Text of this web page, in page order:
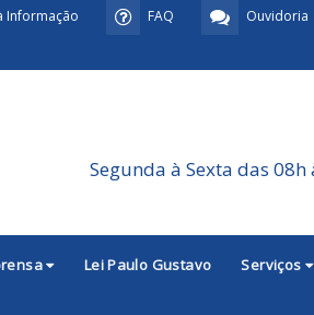
Ouvidoria
FAQ
Informação
Segunda à Sexta das
Lei Paulo Gustavo Serviços